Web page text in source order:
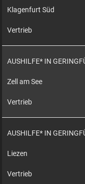
Klagenfurt Süd
Vertrieb
AUSHILFE* IN
Zell am See
Vertrieb
AUSHILFE* IN
Liezen
Vertrieb